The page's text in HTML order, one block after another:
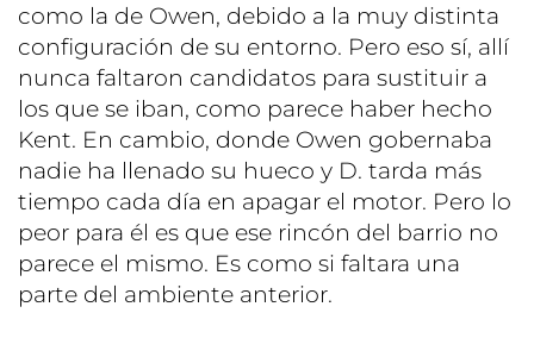
como la de Owen, debido a la muy distinta
configuración de su entorno. Pero eso sí, allí
nunca faltaron candidatos para sustituir a
los que se iban, como parece haber hecho
Kent. En cambio, donde Owen gobernaba
nadie ha llenado su hueco y D. tarda más
tiempo cada día en apagar el motor. Pero lo
peor para él es que ese rincón del barrio no
parece el mismo. Es como si faltara una
parte del ambiente anterior.